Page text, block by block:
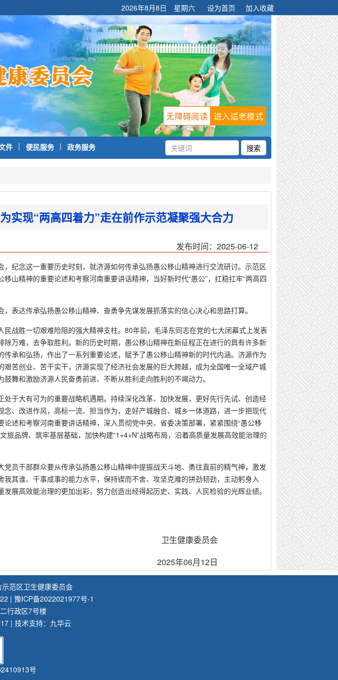
2026年8月8日 星期六 设为首页 加入收藏
进入适老模式
无障碍阅读
件 | 便民服务 | 政务服务
实现“两高四着力”走在前作示范凝聚强大合力
发布时间：2025-06-12
纪念这一重要历史时刻，就济源如何传承弘扬愚公移山精神进行交流研讨。示范区
山精神的重要论述和考察河南重要讲话精神，当好新时代“愚公”，扛稳扛牢“两高四
表达传承弘扬愚公移山精神、奋勇争先谋发展抓落实的信心决心和思路打算。
战胜一切艰难险阻的强大精神支柱。80年前，毛泽东同志在党的七大闭幕式上发表
万难，去争取胜利。新的历史时期，愚公移山精神在新征程正在进行的具有许多新
承和弘扬，作出了一系列重要论述，赋予了愚公移山精神新的时代内涵。济源作为
苦创业、苦干实干，济源实现了经济社会发展的巨大跨越，成为全国唯一全域产城
舞和激励济源人民奋勇前进、不断从胜利走向胜利的不竭动力。
于大有可为的重要战略机遇期。持续深化改革、加快发展，更好先行先试、创造经
、改进作风，高标一流、担当作为，走好产城融合、城乡一体道路，进一步把现代
述和考察河南重要讲话精神，深入贯彻党中央、省委决策部署，紧紧围绕“愚公移
品牌、筑牢基层基础，加快构建“1+4+N”战略布局，沿着高质量发展高效能治理的
员干部群众要从传承弘扬愚公移山精神中提振战天斗地、勇往直前的精气神，激发
其谁、干事成事的能力水平，保持锲而不舍、攻坚克难的拼劲韧劲，主动躬身入
展高效能治理的更加出彩，努力创造出经得起历史、实践、人民检验的光辉业绩。
卫生健康委员会
2025年06月12日
范区卫生健康委员会
| 豫ICP备2022021977号-1
行政区7号楼
| 技术支持：九华云
号